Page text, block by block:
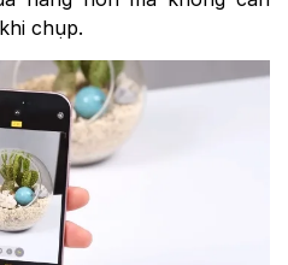
chụp.